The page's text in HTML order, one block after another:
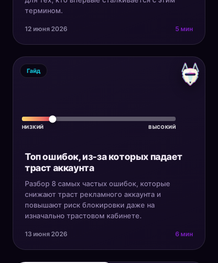
термином.
12 июня 2026 5 мин
НИЗКИЙ ВЫСОКИЙ
Гайд
Топ ошибок, из-за которых падает
траст аккаунта
Разбор 8 самых частых ошибок, которые
снижают траст рекламного аккаунта и
повышают риск блокировки даже на
изначально трастовом кабинете.
13 июня 2026 6 мин